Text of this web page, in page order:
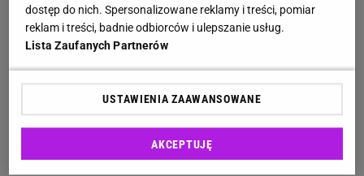
dostęp do nich. Spersonalizowane reklamy i treści, pomiar
reklam i treści, badnie odbiorców i ulepszanie usług.
Lista Zaufanych Partnerów
USTAWIENIA ZAAWANSOWANE
AKCEPTUJĘ